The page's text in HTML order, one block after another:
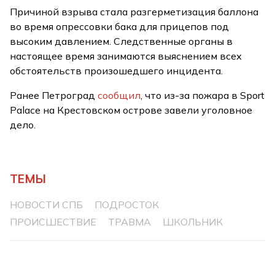
Причиной взрыва стала разгерметизация баллона
во время опрессовки бака для прицепов под
высоким давлением. Следственные органы в
настоящее время занимаются выяснением всех
обстоятельств произошедшего инцидента.
Ранее Петроградсообщил , что из-за пожара в Sport
Palace на Крестовском острове завели уголовное
дело.
ТЕМЫ
НОВОСТИ СПБ
ПОДРОСТОК
ПРОИСШЕСТВИЕ
ТРАВМА ШКОЛЬНИК